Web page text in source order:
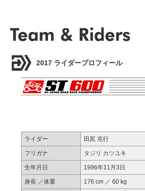
2017 ライダープロフィール
ライダー 田尻 克行
フリガナ タジリ カツユキ
生年月日 1996年11月3日
身長 ／体重 176 cm ／ 60 kg